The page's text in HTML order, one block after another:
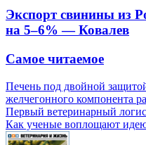
Экспорт свинины из
на 5–6% — Ковалев
Самое читаемое
Печень под двойной
желчегонного компонента
Первый ветеринарный
Как ученые воплощают идею